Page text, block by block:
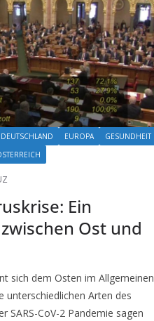
DEUTSCHLAND EUROPA
GESUNDHEIT
Ein
Ost und
sich dem Osten im Allgemeinen
unterschiedlichen Arten des
SARS-CoV-2 Pandemie sagen